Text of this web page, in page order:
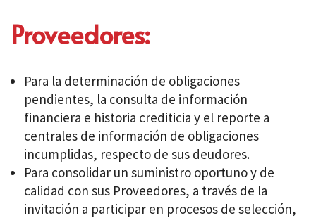
Proveedores:
Para la determinación de obligaciones
pendientes, la consulta de información
financiera e historia crediticia y el reporte a
centrales de información de obligaciones
incumplidas, respecto de sus deudores.
Para consolidar un suministro oportuno y de
calidad con sus Proveedores, a través de la
invitación a participar en procesos de selección,